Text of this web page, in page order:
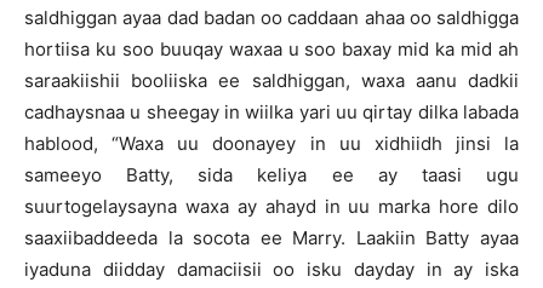
saldhiggan ayaa dad badan oo caddaan ahaa oo saldhigga
hortiisa ku soo buuqay waxaa u soo baxay mid ka mid ah
saraakiishii booliiska ee saldhiggan, waxa aanu dadkii
cadhaysnaa u sheegay in wiilka yari uu qirtay dilka labada
hablood, “Waxa uu doonayey in uu xidhiidh jinsi la
sameeyo Batty, sida keliya ee ay taasi ugu
suurtogelaysayna waxa ay ahayd in uu marka hore dilo
saaxiibaddeeda la socota ee Marry. Laakiin Batty ayaa
iyaduna diidday damaciisii oo isku dayday in ay iska